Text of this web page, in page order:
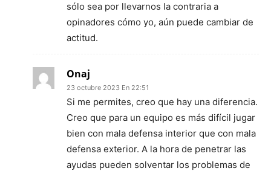
sólo sea por llevarnos la contraria a
opinadores cómo yo, aún puede cambiar de
actitud.
Onaj
23 octubre 2023 En 22:51
Si me permites, creo que hay una diferencia.
Creo que para un equipo es más difícil jugar
bien con mala defensa interior que con mala
defensa exterior. A la hora de penetrar las
ayudas pueden solventar los problemas de